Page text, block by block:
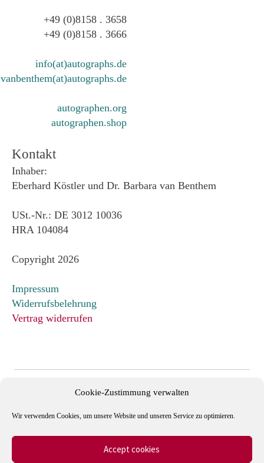
Cookie-Zustimmung verwalten
Wir verwenden Cookies, um unsere Website und unseren Service zu optimieren.
Accept cookies
+49 (0)8158 . 3658
+49 (0)8158 . 3666
info(at)autographs.de
vanbenthem(at)autographs.de
autographen.org
autographen.shop
Kontakt
Inhaber:
Eberhard Köstler und Dr. Barbara van Benthem
USt.-Nr.: DE 3012 10036
HRA 104084
Copyright 2026
Impressum
Widerrufsbelehrung
Vertrag widerrufen